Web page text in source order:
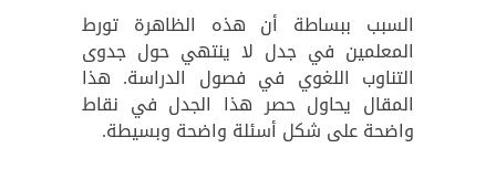
السبب ببساطة أن هذه الظاهرة تورط
المعلمين في جدل لا ينتهي حول جدوى
التناوب اللغوي في فصول الدراسة. هذا
المقال يحاول حصر هذا الجدل في نقاط
واضحة على شكل أسئلة واضحة وبسيطة.